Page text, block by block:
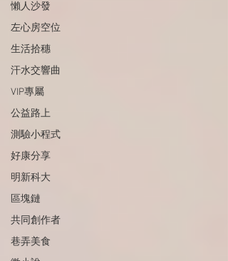
懶人沙發
左心房空位
生活拾穗
汗水交響曲
VIP專屬
公益路上
測驗小程式
好康分享
明新科大
區塊鏈
共同創作者
巷弄美食